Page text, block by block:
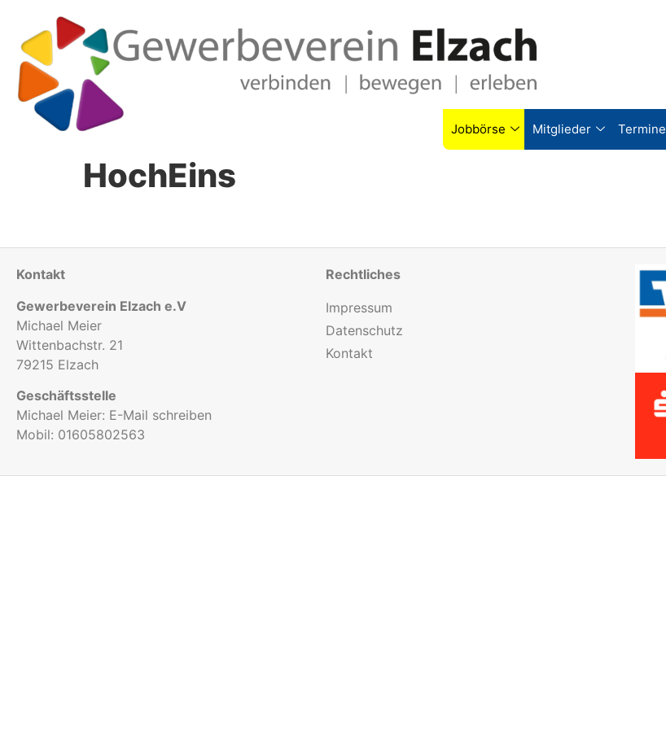
Jobbörse Mitglieder Termine
HochEins
Kontakt
Gewerbeverein Elzach e.V
Michael Meier
Wittenbachstr. 21
79215 Elzach
Geschäftsstelle
Michael Meier: E-Mail schreiben
Mobil: 01605802563
Rechtliches
Impressum
Datenschutz
Kontakt